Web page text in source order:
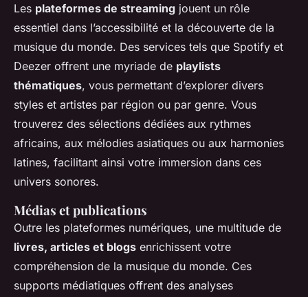
Les plateformes de streaming jouent un rôle
essentiel dans l’accessibilité et la découverte de la
musique du monde. Des services tels que Spotify et
Deezer offrent une myriade de playlists
thématiques, vous permettant d’explorer divers
styles et artistes par région ou par genre. Vous
trouverez des sélections dédiées aux rythmes
africains, aux mélodies asiatiques ou aux harmonies
latines, facilitant ainsi votre immersion dans ces
univers sonores.
Médias et publications
Outre les plateformes numériques, une multitude de
livres, articles et blogs enrichissent votre
compréhension de la musique du monde. Ces
supports médiatiques offrent des analyses